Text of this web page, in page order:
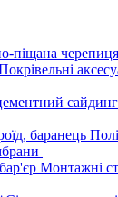
піщана черепиця
сайдинг
баранець
Монтажні